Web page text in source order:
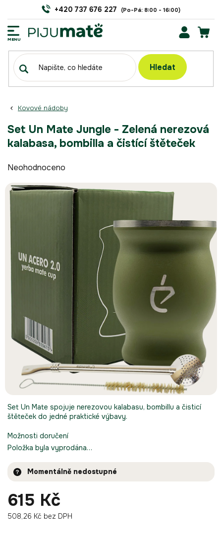
Hledat
+420 737 676 227
Kovové nádoby
Set Un Mate Jungle - Zelená nerezová
kalabasa, bombilla a čistící štěteček
hodnocení
je
z
Neohodnoceno
615 Kč
508,26 Kč bez DPH
Momentálně nedostupné
Možnosti doručení
Položka byla vyprodána…
Set Un Mate spojuje nerezovou kalabasu, bombillu a čisticí
štěteček do jedné praktické výbavy.